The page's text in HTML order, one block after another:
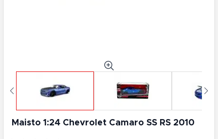
Maisto 1:24 Chevrolet Camaro SS RS 2010